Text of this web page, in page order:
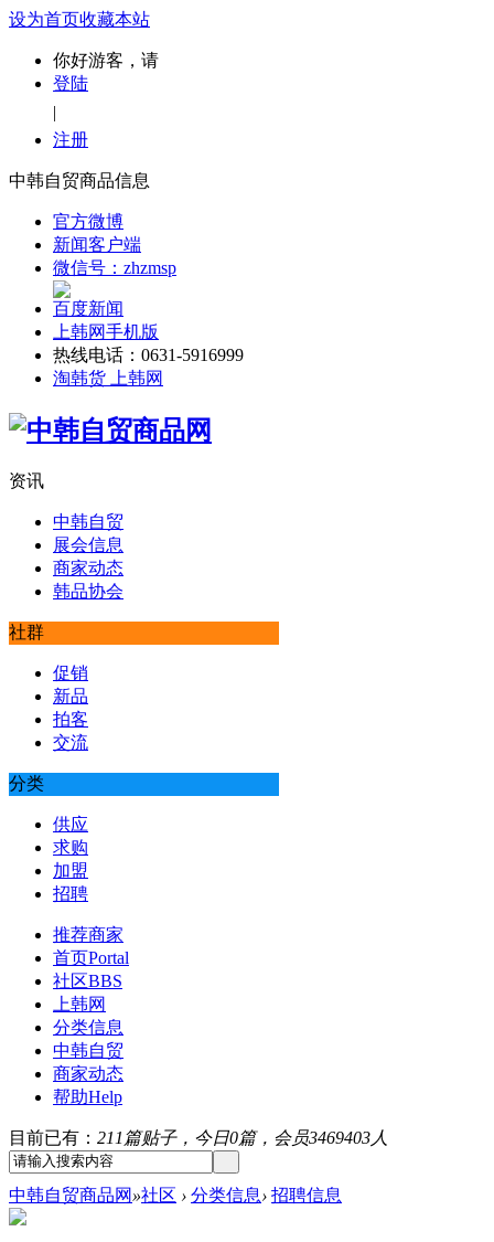
设为首页收藏本站
你好游客，请
登陆
|
注册
中韩自贸商品信息
官方微博
新闻客户端
微信号：zhzmsp
百度新闻
上韩网手机版
热线电话：0631-5916999
淘韩货 上韩网
资讯
中韩自贸
展会信息
商家动态
韩品协会
社群
促销
新品
拍客
交流
分类
供应
求购
加盟
招聘
推荐商家
首页Portal
社区BBS
上韩网
分类信息
中韩自贸
商家动态
帮助Help
目前已有： 211篇贴子，今日0篇，会员3469403人
中韩自贸商品网 »社区 › 分类信息› 招聘信息